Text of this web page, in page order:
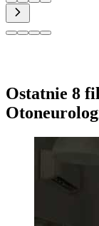
Ostatnie 8